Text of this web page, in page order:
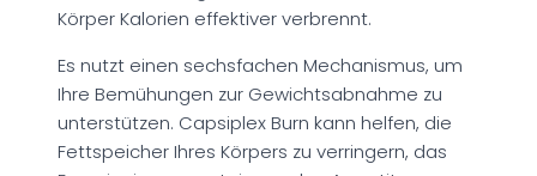
Körper Kalorien effektiver verbrennt.
Es nutzt einen sechsfachen Mechanismus, um
Ihre Bemühungen zur Gewichtsabnahme zu
unterstützen. Capsiplex Burn kann helfen, die
Fettspeicher Ihres Körpers zu verringern, das